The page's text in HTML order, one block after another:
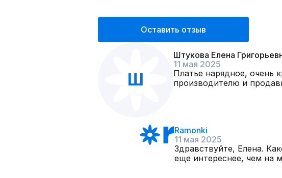
Оставить отзыв
Ш
Штукова Елена
11 мая 2025
Платье нарядное, очень
производителю и
Ramonki
11 мая 2025
Здравствуйте, Елена.
еще интереснее, чем на